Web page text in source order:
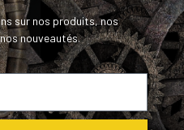
sur nos produits, nos
nouveautés.